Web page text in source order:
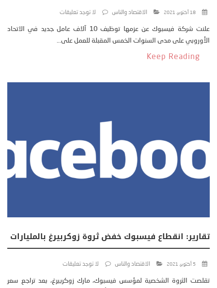
18 أكتوبر، 2021 الاقتصاد والناس لا توجد تعليقات
علنت شركة فيسبوك عن عزمها توظيف 10 آلاف عامل جديد في الاتحاد
الأوروبي على مدى السنوات الخمس المقبلة للعمل على...
Keep Reading
تقارير: انقطاع فيسبوك خفض ثروة زوكربيرغ بالمليارات
5 أكتوبر، 2021 الاقتصاد والناس لا توجد تعليقات
تقلصت الثروة الشخصية لمؤسس فيسبوك، مارك زوكربيرغ، بعد تراجع سعر